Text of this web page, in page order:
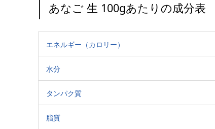
あなご 生 100gあたりの成分表
エネルギー（カロリー）
水分
タンパク質
脂質